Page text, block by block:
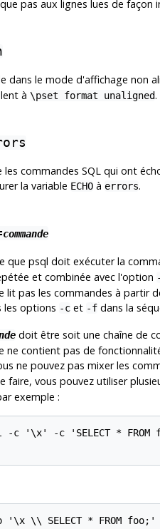
pas aux lignes lues de façon
dans le mode d'affichage non
à \pset format unaligned.
les commandes SQL qui ont
la variable ECHOà errors.
commande
que psql doit exécuter la
et combinée avec l'option
lit pas les commandes à partir
les options -cet -fdans la
doit être soit une chaîne de
ne contient pas de
ne pouvez pas mixer les
faire, vous pouvez utiliser
exemple :
-c '\x' -c 'SELECT * FROM
'\x \\ SELECT * FROM